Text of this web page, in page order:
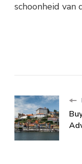
schoonheid van